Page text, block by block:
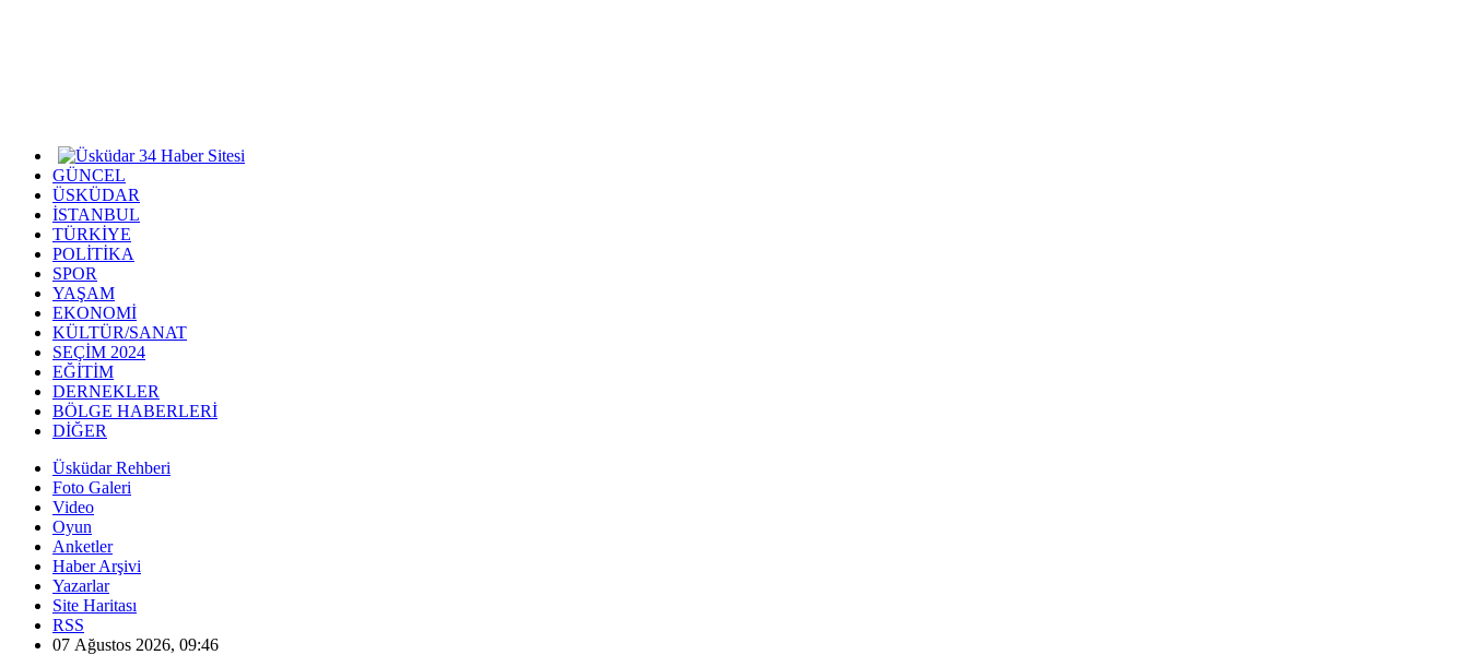
GÜNCEL
ÜSKÜDAR
İSTANBUL
TÜRKİYE
POLİTİKA
SPOR
YAŞAM
EKONOMİ
KÜLTÜR/SANAT
SEÇİM 2024
EĞİTİM
DERNEKLER
BÖLGE HABERLERİ
DİĞER
Üsküdar Rehberi
Foto Galeri
Video
Oyun
Anketler
Haber Arşivi
Yazarlar
Site Haritası
RSS
07 Ağustos 2026, 09:46